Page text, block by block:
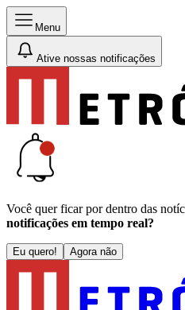
Menu
Ative nossas notificações
Você quer ficar por dentro das
notificações em tempo real?
Eu quero! Agora não